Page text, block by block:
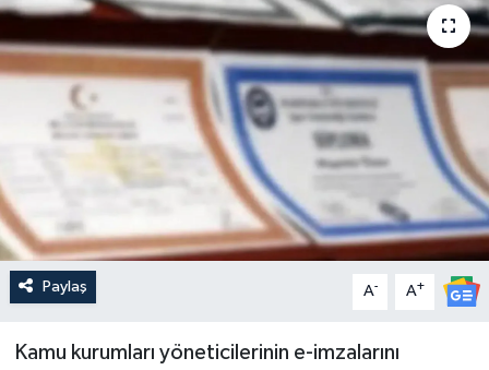
Paylaş A- A+
Kamu kurumları yöneticilerinin e-imzalarını
Görüntülü Haber
Güncel
Kültür & Sanat
Magazin
Resmi İlan
Sağlık & Yaşam
Siyaset
Haber Arşivi